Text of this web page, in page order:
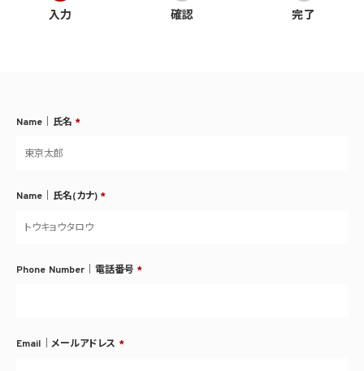
入力
確認
完了
Name｜氏名 *
Name｜氏名(カナ) *
Phone Number｜電話番号 *
Email｜メールアドレス *